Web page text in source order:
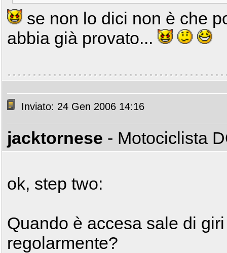
se non lo dici non è che
abbia già provato...
Inviato: 24 Gen 2006 14:16
jacktornese - Motociclista
ok, step two:
Quando è accesa sale di
regolarmente?